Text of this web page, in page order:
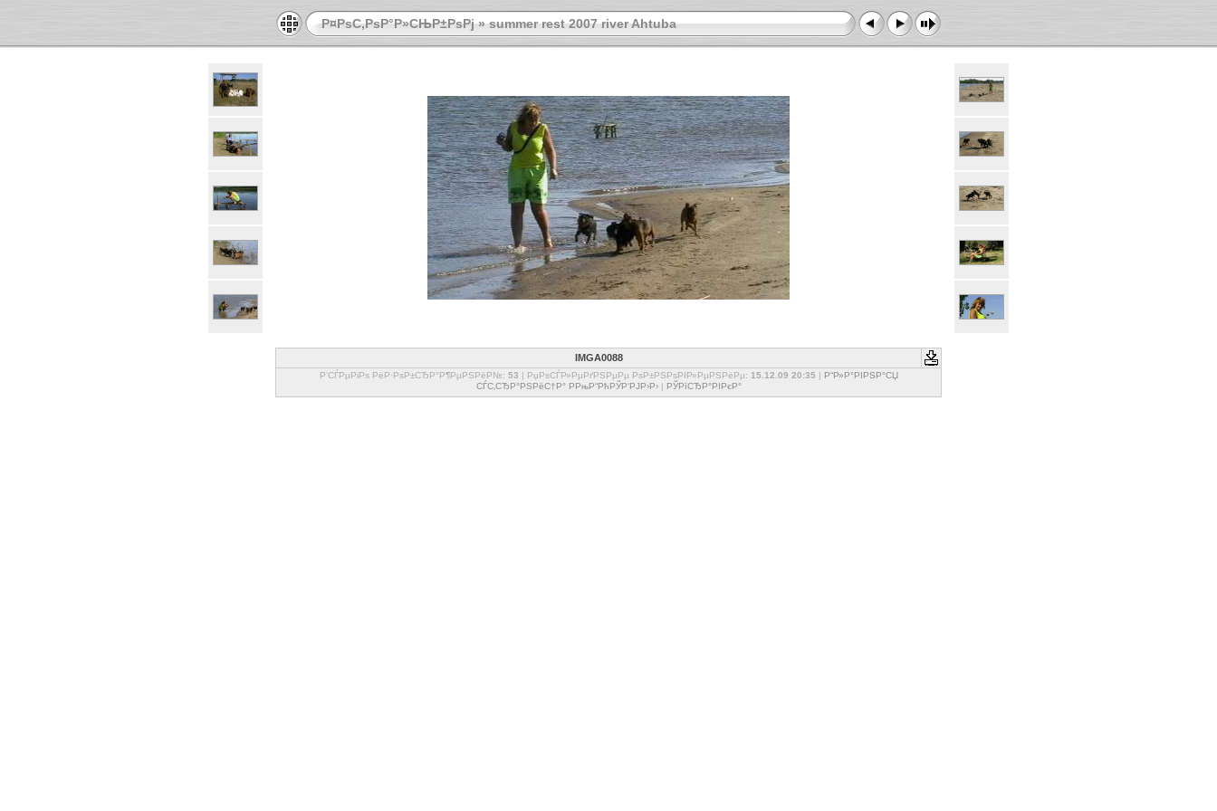
Р¤РѕС‚РѕР°Р»СЊР±РѕРј»summer rest 2007 river Ahtuba
IMGA0088
Р’СЃРµРіРѕ РёР·РѕР±СЂР°Р¶РµРЅРёР№: 53 | РџРѕСЃР»РµРґРЅРµРµ РѕР±РЅРѕРІР»РµРЅРёРµ: 15.12.09 20:35 | Р“Р»Р°РІРЅР°СЏ
СЃС‚СЂР°РЅРёС†Р° РРњР“РћРЎР‘РЈР›Р›| РЎРїСЂР°РІРєР°